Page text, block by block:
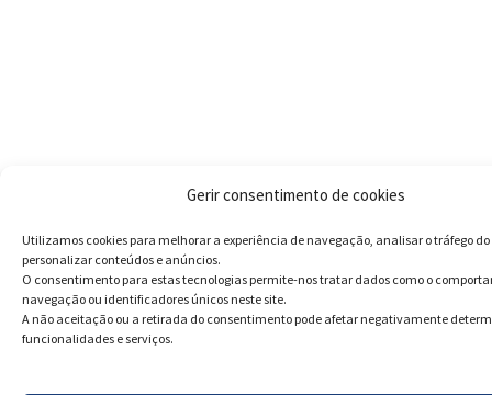
Gerir consentimento de cookies
Utilizamos cookies para melhorar a experiência de navegação, analisar o tráfego do
personalizar conteúdos e anúncios.
O consentimento para estas tecnologias permite-nos tratar dados como o
navegação ou identificadores únicos neste site.
A não aceitação ou a retirada do consentimento pode afetar negativamente
funcionalidades e serviços.